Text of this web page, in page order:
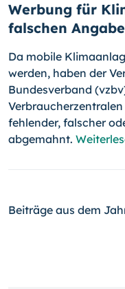
Werbung für
falschen
Da mobile
werden, haben der
Bundesverband
fehlender, falscher
abgemahnt.
Beiträge aus dem